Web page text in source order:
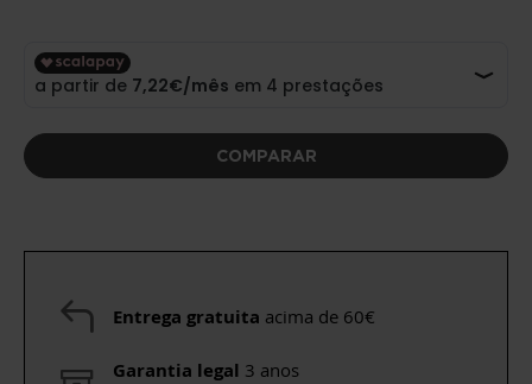
COMPARAR
Entrega gratuita acima de 60€
Garantia legal 3 anos